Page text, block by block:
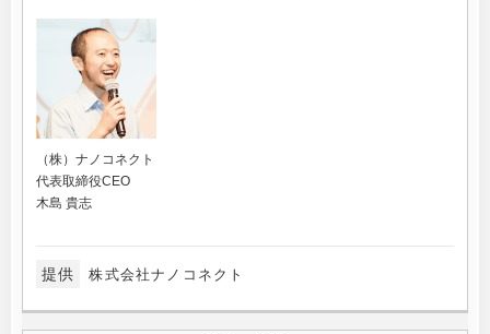
（株）ナノコネクト
代表取締役CEO
木島 貴志
提供 株式会社ナノコネクト